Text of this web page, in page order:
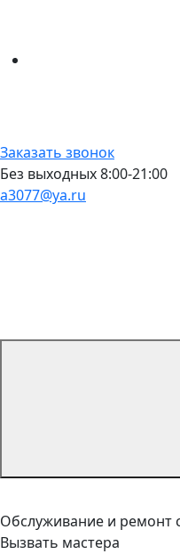
Заказать звонок
Без выходных 8:00-21:00
a3077@ya.ru
Обслуживание и ремонт
Вызвать мастера